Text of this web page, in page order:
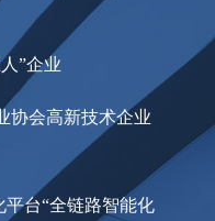
”企业
协会高新技术企业
平台“全链路智能化